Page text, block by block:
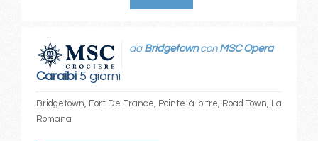
Caraibi5 giorni
da Bridgetowncon MSC Opera
Bridgetown, Fort De France, Pointe-à-pitre, Road Town, La
Romana